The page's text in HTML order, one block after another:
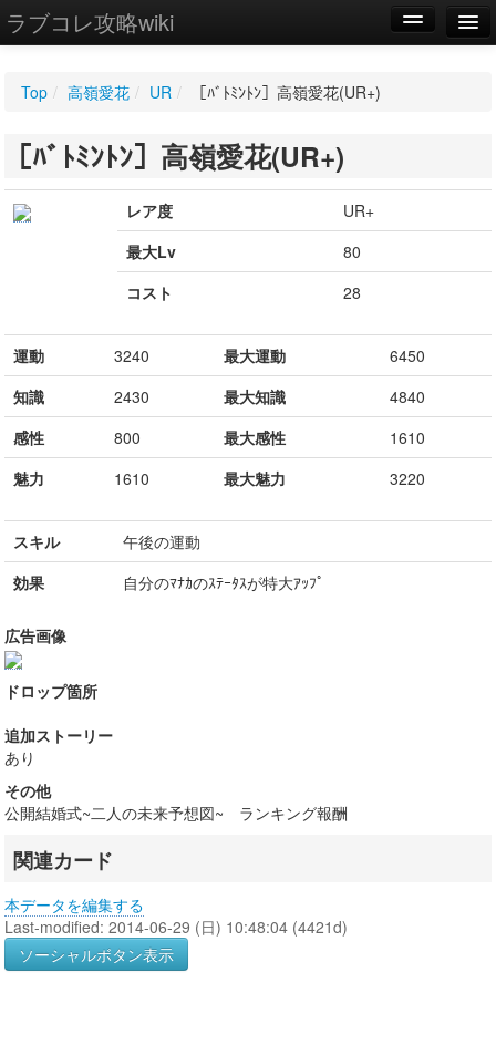
ラブコレ攻略wiki
WIKI
設定
Top / 高嶺愛花 / UR / ［ﾊﾞﾄﾐﾝﾄﾝ］高嶺愛花(UR+)
［ﾊﾞﾄﾐﾝﾄﾝ］高嶺愛花(UR+)
レア度
UR+
最大Lv
80
コスト
28
運動 3240 最大運動
6450
知識
2430 最大知識
4840
感性
800 最大感性
1610
魅力
1610 最大魅力 3220
スキル
午後の運動
効果
自分のﾏﾅｶのｽﾃｰﾀｽが特大ｱｯﾌﾟ
広告画像
ドロップ箇所
追加ストーリー
あり
その他
公開結婚式~二人の未来予想図~ ランキング報酬
関連カード
本データを編集する
Last-modified: 2014-06-29 (日) 10:48:04 (4421d)
ソーシャルボタン表示